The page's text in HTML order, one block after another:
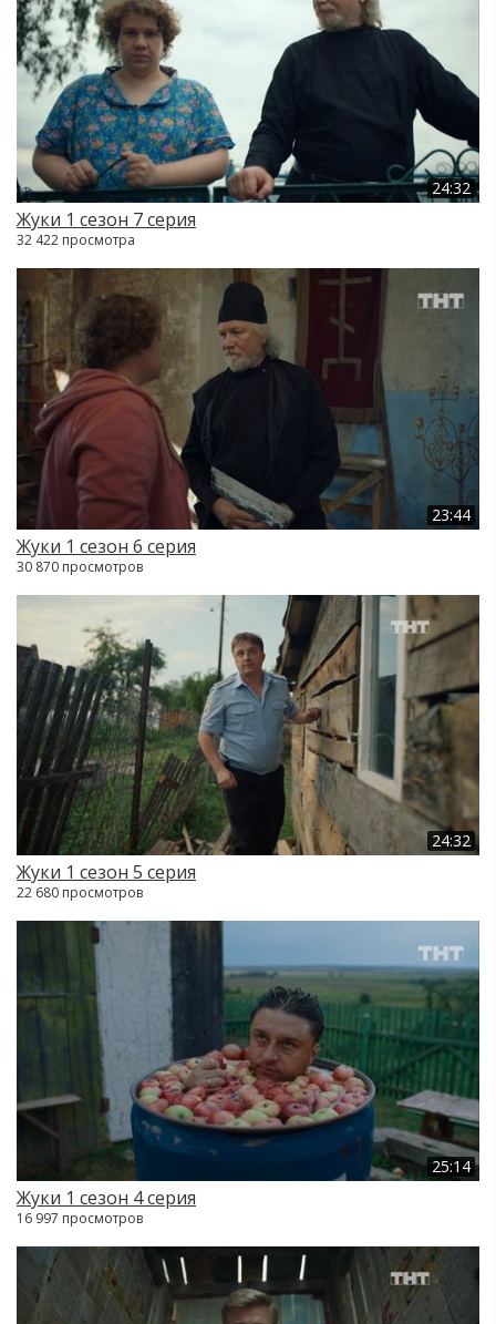
24:32
Жуки 1 сезон 7 серия
32 422 просмотра
23:44
Жуки 1 сезон 6 серия
30 870 просмотров
24:32
Жуки 1 сезон 5 серия
22 680 просмотров
25:14
Жуки 1 сезон 4 серия
16 997 просмотров